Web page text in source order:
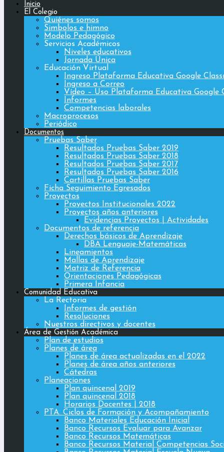
Inicio
El Colegio
Quiénes somos
Simbolos e himno
Modelo Pedagógico
Servicios Académicos
Niveles educativos
Jornada Única
Educación Virtual
Ingreso Plataforma Educativa Google
Ingreso a Correo
Vídeo – Uso Plataforma Educativa Google
Informes
Competencias laborales
Macroprocesos
Periódico
Documentos
Pruebas Saber
Resultados Pruebas Saber 2019
Resultados Pruebas Saber 2018
Resultados Pruebas Saber 2017
Resultados Pruebas Saber 2016
Cartillas Pruebas Saber
Ficha Seguimiento Egresados
Proyectos
Proyectos Institucionales 2022
Proyectos años anteriores
Evidencias Proyectos | Actividades
Documentos de referencia
Derechos básicos de Aprendizaje
DBA Lenguaje-Matemáticas
Lineamientos
Mallas de Aprendizaje
Matriz de Referencia
Orientaciones Pedagógicas
Primera Infancia
Comunidad Educativa
La Rectoria
Informes de gestión
Resoluciones
Nuestros directivos y docentes
Área de Gestión Académica
Plan de estudios
Planes de área
Planes de área actualizadas en el 2022
Planes de área años anteriores
Cátedras
Planeaciones
Plan quincenal 2019
Plan quincenal 2018
Horarios Docentes | 2018
PTA. Ciclos de Formación y Acompañamiento
Banco Materiales Educación Inicial
Banco Recursos Evaluar para Avanzar
Banco Recursos Matemáticas
Banco Recursos Material Competencias